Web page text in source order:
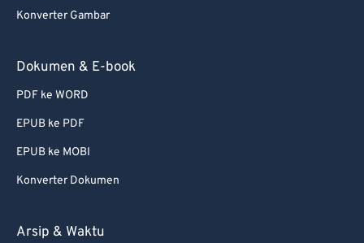
Konverter Gambar
Dokumen & E-book
PDF ke WORD
EPUB ke PDF
EPUB ke MOBI
Konverter Dokumen
Arsip & Waktu